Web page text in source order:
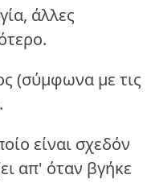
άλλες
(σύμφωνα με τις
είναι σχεδόν
απ' όταν βγήκε